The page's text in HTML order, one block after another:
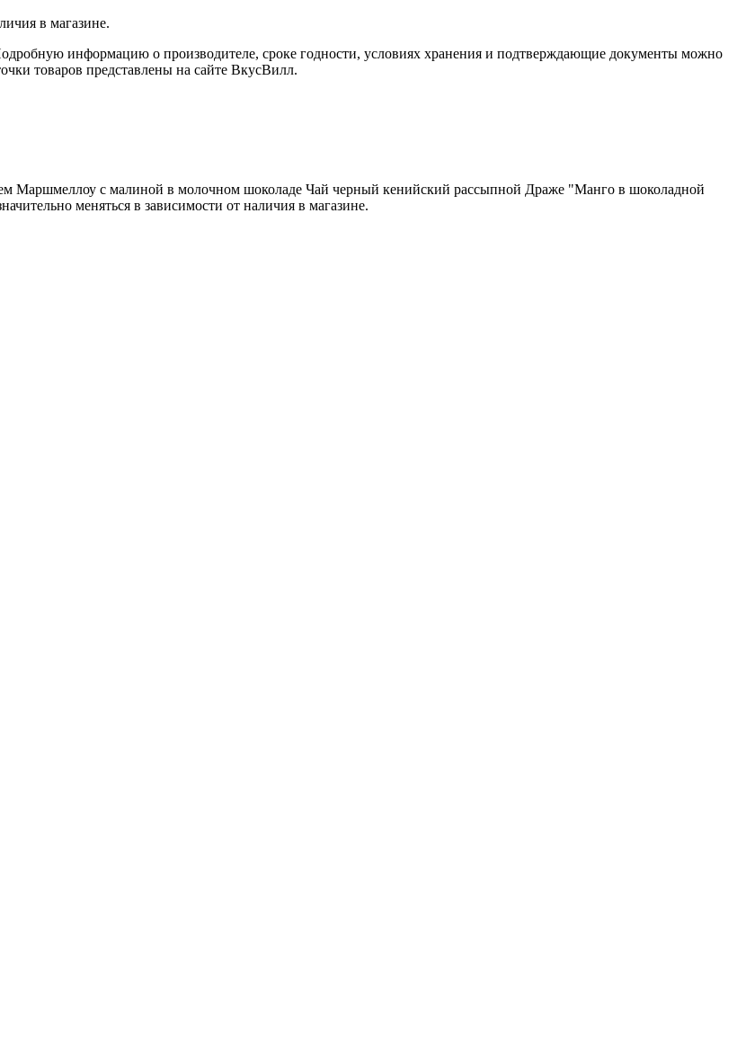
в магазине.
информацию о производителе, сроке годности, условиях хранения и подтверждающие документы можно
товаров представлены на сайте ВкусВилл.
Маршмеллоу с малиной в молочном шоколаде Чай черный кенийский рассыпной Драже "Манго в шоколадной
меняться в зависимости от наличия в магазине.